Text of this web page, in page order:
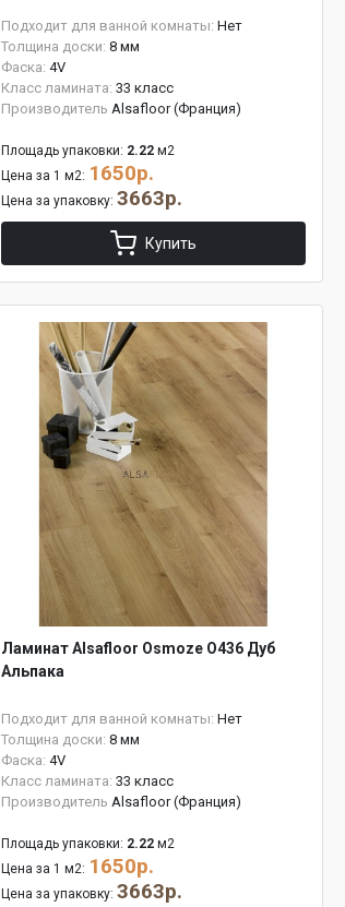
Подходит для ванной комнаты: Нет
Толщина доски: 8 мм
Фаска: 4V
Класс ламината: 33 класс
Производитель Alsafloor (Франция)
Площадь упаковки: 2.22 м2
Цена за 1 м2: 1650р.
Цена за упаковку: 3663р.
Купить
Ламинат Alsafloor Osmoze O436 Дуб
Альпака
Подходит для ванной комнаты: Нет
Толщина доски: 8 мм
Фаска: 4V
Класс ламината: 33 класс
Производитель Alsafloor (Франция)
Площадь упаковки: 2.22 м2
Цена за 1 м2: 1650р.
Цена за упаковку: 3663р.